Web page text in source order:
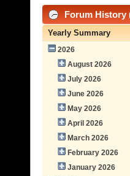
Forum History
Yearly Summary
2026
August 2026
July 2026
June 2026
May 2026
April 2026
March 2026
February 2026
January 2026